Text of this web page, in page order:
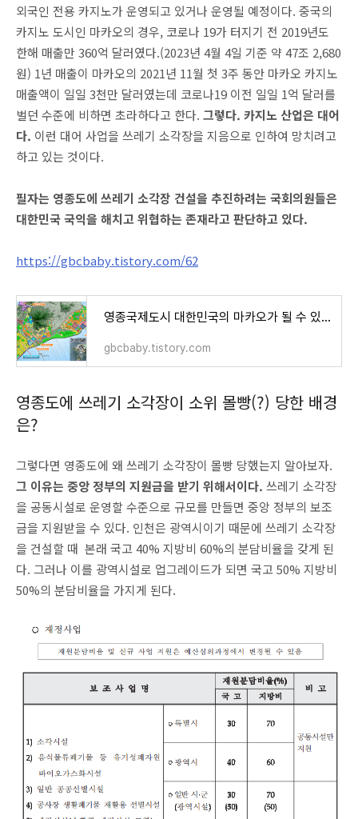
외국인 전용 카지노가 운영되고 있거나 운영될 예정이다. 중국의
카지노 도시인 마카오의 경우, 코로나 19가 터지기 전 2019년도
한해 매출만 360억 달러였다.(2023년 4월 4일 기준 약 47조 2,680
원) 1년 매출이 마카오의 2021년 11월 첫 3주 동안 마카오 카지노
매출액이 일일 3천만 달러였는데 코로나19 이전 일일 1억 달러를
벌던 수준에 비하면 초라하다고 한다. 그렇다. 카지노 산업은 대어
다. 이런 대어 사업을 쓰레기 소각장을 지음으로 인하여 망치려고
하고 있는 것이다.
필자는 영종도에 쓰레기 소각장 건설을 추진하려는 국회의원들은
대한민국 국익을 해치고 위협하는 존재라고 판단하고 있다.
https://gbcbaby.tistory.com/62
영종국제도시 대한민국의 마카오가 될 수 있는가?
gbcbaby.tistory.com
영종도에 쓰레기 소각장이 소위 몰빵(?) 당한 배경
은?
그렇다면 영종도에 왜 쓰레기 소각장이 몰빵 당했는지 알아보자.
그 이유는 중앙 정부의 지원금을 받기 위해서이다. 쓰레기 소각장
을 공동시설로 운영할 수준으로 규모를 만들면 중앙 정부의 보조
금을 지원받을 수 있다. 인천은 광역시이기 때문에 쓰레기 소각장
을 건설할 때 본래 국고 40% 지방비 60%의 분담비율을 갖게 된
다. 그러나 이를 광역시설로 업그레이드가 되면 국고 50% 지방비
50%의 분담비율을 가지게 된다.